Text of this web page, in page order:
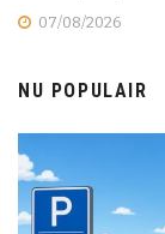
07/08/2026
NU POPULAIR